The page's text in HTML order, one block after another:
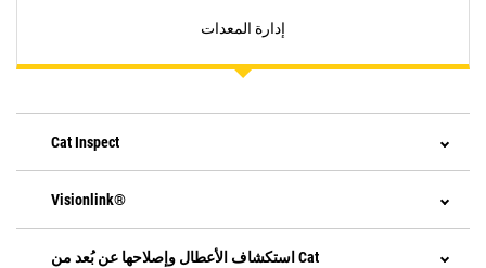
إدارة المعدات
Cat Inspect
Visionlink®
استكشاف الأعطال وإصلاحها عن بُعد من Cat